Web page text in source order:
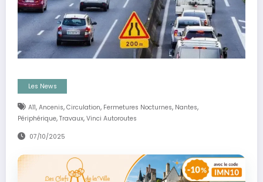
Les News
A11, Ancenis, Circulation, Fermetures Nocturnes, Nantes,
Périphérique, Travaux, Vinci Autoroutes
07/10/2025